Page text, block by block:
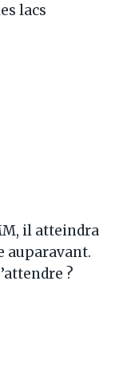
lacs
il atteindra
auparavant.
?